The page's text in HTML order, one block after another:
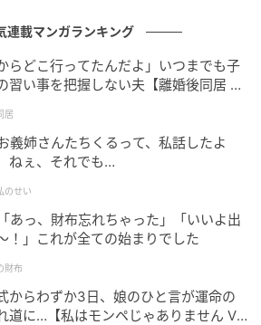
チー=鯖江市西山動物園公式Xよ
連載マンガランキング
らどこ行ってたんだよ」いつまでも子
習い事を把握しない夫【離婚後同居 Vo
居
姉さんたちくるって、私話したよ
ぇ、それでも…
のせい
っ、財布忘れちゃった」「いいよ出
！」これが全ての始まりでした
財布
からわずか3日、娘のひと言が運命の
道に…【私はモンペじゃありません Vo